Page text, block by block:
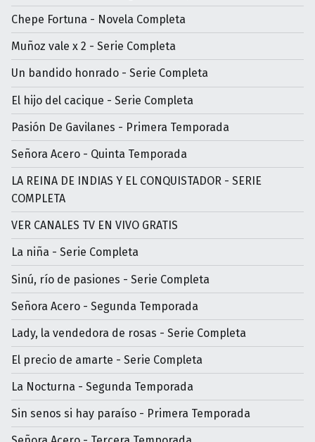
Chepe Fortuna - Novela Completa
Muñoz vale x 2 - Serie Completa
Un bandido honrado - Serie Completa
El hijo del cacique - Serie Completa
Pasión De Gavilanes - Primera Temporada
Señora Acero - Quinta Temporada
LA REINA DE INDIAS Y EL CONQUISTADOR - SERIE
COMPLETA
VER CANALES TV EN VIVO GRATIS
La niña - Serie Completa
Sinú, río de pasiones - Serie Completa
Señora Acero - Segunda Temporada
Lady, la vendedora de rosas - Serie Completa
El precio de amarte - Serie Completa
La Nocturna - Segunda Temporada
Sin senos si hay paraíso - Primera Temporada